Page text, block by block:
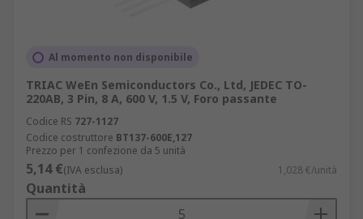
Al momento non disponibile
TRIAC WeEn Semiconductors Co., Ltd, JEDEC TO-
220AB, 3 Pin, 8 A, 600 V, 1.5 V, Foro passante
Codice RS 727-1127
Codice costruttore BT137-600E,127
Prezzo per 1 confezione da 5 unità
5,14 €(IVA esclusa) 1,028 €/unità
Quantità